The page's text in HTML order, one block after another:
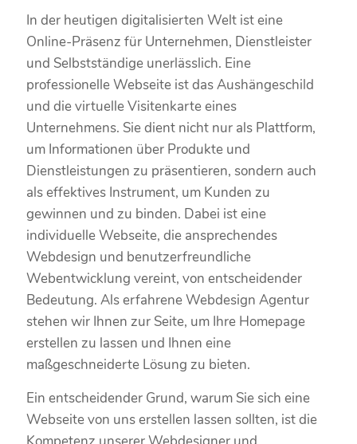
In der heutigen digitalisierten Welt ist eine
Online-Präsenz für Unternehmen, Dienstleister
und Selbstständige unerlässlich. Eine
professionelle Webseite ist das Aushängeschild
und die virtuelle Visitenkarte eines
Unternehmens. Sie dient nicht nur als Plattform,
um Informationen über Produkte und
Dienstleistungen zu präsentieren, sondern auch
als effektives Instrument, um Kunden zu
gewinnen und zu binden. Dabei ist eine
individuelle Webseite, die ansprechendes
Webdesign und benutzerfreundliche
Webentwicklung vereint, von entscheidender
Bedeutung. Als erfahrene Webdesign Agentur
stehen wir Ihnen zur Seite, um Ihre Homepage
erstellen zu lassen und Ihnen eine
maßgeschneiderte Lösung zu bieten.
Ein entscheidender Grund, warum Sie sich eine
Webseite von uns erstellen lassen sollten, ist die